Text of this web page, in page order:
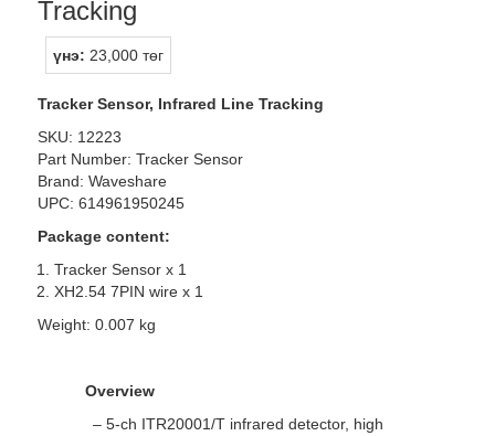
Tracking
үнэ: 23,000 төг
Tracker Sensor, Infrared Line Tracking
SKU: 12223
Part Number: Tracker Sensor
Brand: Waveshare
UPC: 614961950245
Package content:
Tracker Sensor x 1
XH2.54 7PIN wire x 1
Weight: 0.007 kg
Overview
– 5-ch ITR20001/T infrared detector, high